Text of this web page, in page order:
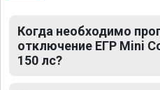
Когда необходимо
отключение ЕГР Mini
150 лс?